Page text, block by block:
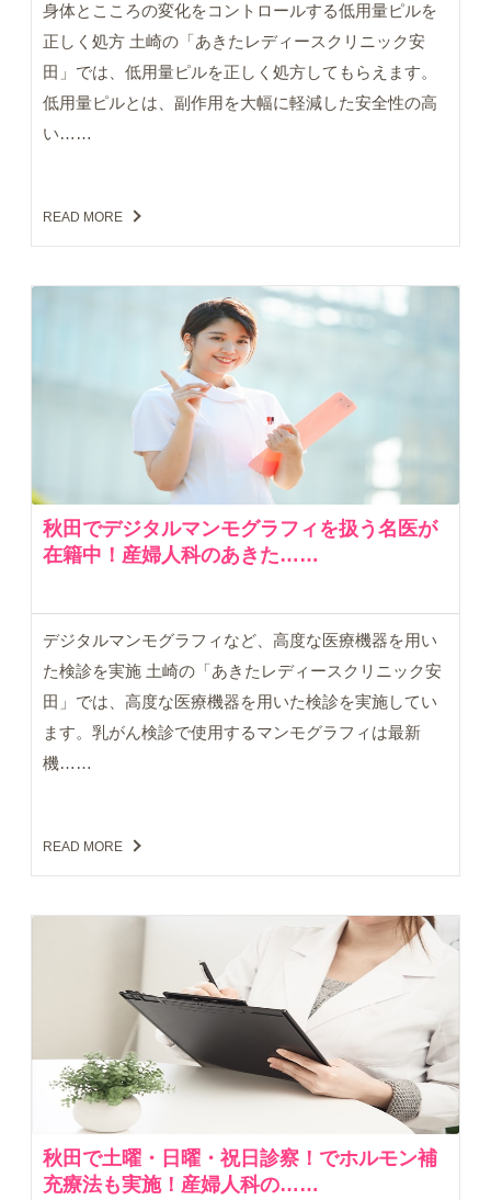
身体とこころの変化をコントロールする低用量ピルを
正しく処方 土崎の「あきたレディースクリニック安
田」では、低用量ピルを正しく処方してもらえます。
低用量ピルとは、副作用を大幅に軽減した安全性の高
い……
READ MORE
秋田でデジタルマンモグラフィを扱う名医が
在籍中！産婦人科のあきた……
デジタルマンモグラフィなど、高度な医療機器を用い
た検診を実施 土崎の「あきたレディースクリニック安
田」では、高度な医療機器を用いた検診を実施してい
ます。乳がん検診で使用するマンモグラフィは最新
機……
READ MORE
秋田で土曜・日曜・祝日診察！でホルモン補
充療法も実施！産婦人科の……